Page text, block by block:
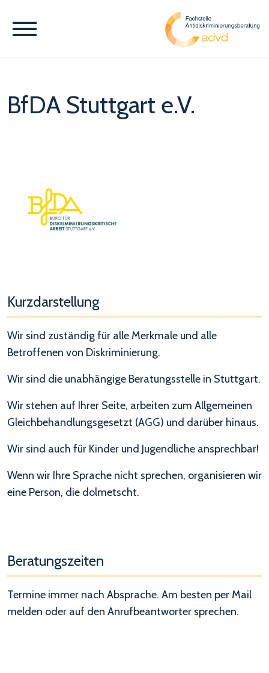
BfDA Stuttgart e.V.
Kurzdarstellung
Wir sind zuständig für alle Merkmale und alle
Betroffenen von Diskriminierung.
Wir sind die unabhängige Beratungsstelle in Stuttgart.
Wir stehen auf Ihrer Seite, arbeiten zum Allgemeinen
Gleichbehandlungsgesetzt (AGG) und darüber hinaus.
Wir sind auch für Kinder und Jugendliche ansprechbar!
Wenn wir Ihre Sprache nicht sprechen, organisieren wir
eine Person, die dolmetscht.
Beratungszeiten
Termine immer nach Absprache. Am besten per Mail
melden oder auf den Anrufbeantworter sprechen.